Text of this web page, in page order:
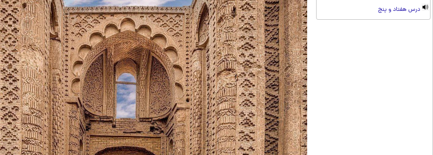
درس هفتاد و پنج